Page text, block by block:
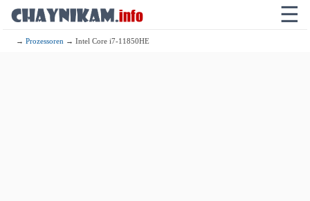
☰
→Prozessoren → Intel Core i7-11850HE